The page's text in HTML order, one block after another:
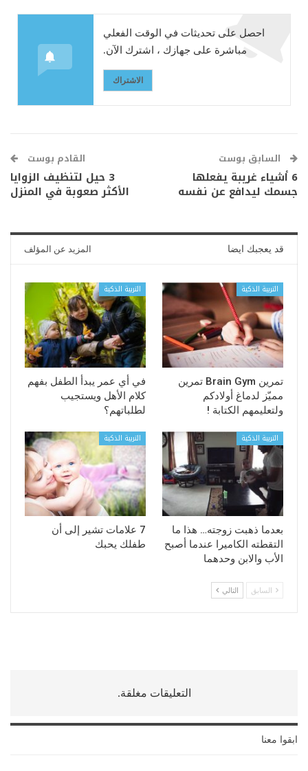
احصل على تحديثات في الوقت الفعلي
مباشرة على جهازك ، اشترك الآن.
الاشتراك
السابق بوست
6 أشياء غريبة يفعلها
جسمك ليدافع عن نفسه
القادم بوست
3 حيل لتنظيف الزوايا
الأكثر صعوبة في المنزل
قد يعجبك ايضا المزيد عن المؤلف
التربية الذكية
تمرين Brain Gym تمرين
مميّز لدماغ أولادكم
ولتعليمهم الكتابة !
التربية الذكية
في أي عمر يبدأ الطفل بفهم
كلام الأهل ويستجيب
لطلباتهم؟
التربية الذكية
بعدما ذهبت زوجته… هذا ما
التقطته الكاميرا عندما أصبح
الأب والابن وحدهما
التربية الذكية
7 علامات تشير إلى أن
طفلك يحبك
السابق التالي
التعليقات مغلقة.
ابقوا معنا